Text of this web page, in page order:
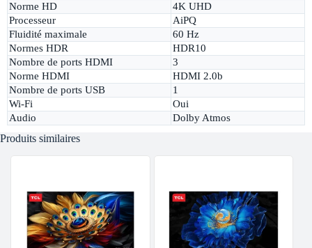
Norme HD
4K UHD
Processeur
AiPQ
Fluidité maximale
60 Hz
Normes HDR
HDR10
Nombre de ports HDMI
3
Norme HDMI
HDMI 2.0b
Nombre de ports USB
1
Wi-Fi
Oui
Audio
Dolby Atmos
Produits similaires